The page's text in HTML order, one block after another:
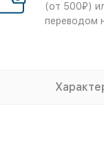
(от 500₽)
переводом